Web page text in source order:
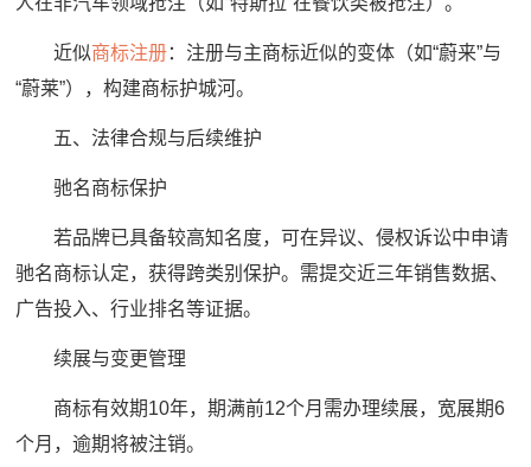
近似商标注册：注册与主商标近似的变体（如“蔚来”与
“蔚莱”），构建商标护城河。
五、法律合规与后续维护
驰名商标保护
若品牌已具备较高知名度，可在异议、侵权诉讼中申请
驰名商标认定，获得跨类别保护。需提交近三年销售数据、
广告投入、行业排名等证据。
续展与变更管理
商标有效期10年，期满前12个月需办理续展，宽展期6
个月，逾期将被注销。